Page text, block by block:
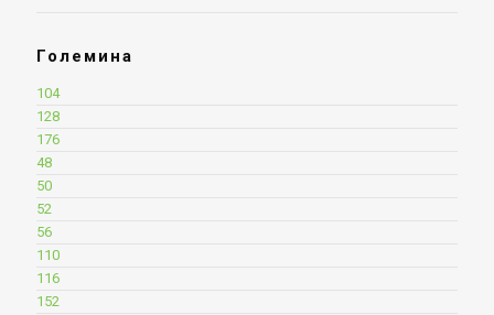
Големина
104
128
176
48
50
52
56
110
116
152